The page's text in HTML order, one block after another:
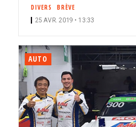
DIVERS BRÈVE
25 AVR. 2019 • 13:33
AUTO